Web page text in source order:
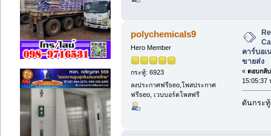
polychemicals9
Hero Member
กระทู้: 6923
ลงประกาศฟรีseo,โพสประกาศ
ฟรีseo, เวบบอร์ดโพสฟรี
คาร์บอเ
ขายส่ง
« ตอบกลั
15:05:37
ดันกระทู้